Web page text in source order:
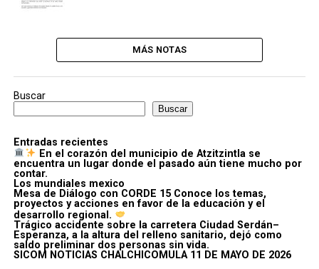
MÁS NOTAS
Buscar
Buscar
Entradas recientes
En el corazón del municipio de Atzitzintla se
encuentra un lugar donde el pasado aún tiene mucho por
contar.
Los mundiales mexico
Mesa de Diálogo con CORDE 15 Conoce los temas,
proyectos y acciones en favor de la educación y el
desarrollo regional.
Trágico accidente sobre la carretera Ciudad Serdán–
Esperanza, a la altura del relleno sanitario, dejó como
saldo preliminar dos personas sin vida.
SICOM NOTICIAS CHALCHICOMULA 11 DE MAYO DE 2026